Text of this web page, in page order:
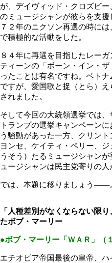
が、デイヴィッド・クロズビ
のミュージシャンが彼らを支
７２年のニクソン再選の時に
で積極的な活動をした。
８４年に再選を目指したレー
ティーンの「ボーン・イン・
ったことは有名ですね。ベト
ですが、愛国歌と捉（とら）
されました。
そして今回の大統領選挙では
トランプの選挙キャンペーン
う騒動があった一方、クリン
ヨンセ、ケイティ・ペリー、
うそう）たるミュージシャン
ュージシャンは民主党寄りの人
では、本題に移りましょう――
「人種差別がなくならない限
たボブ・マーリー
●ボブ・マーリー「ＷＡＲ」（
エチオピア帝国最後の皇帝、